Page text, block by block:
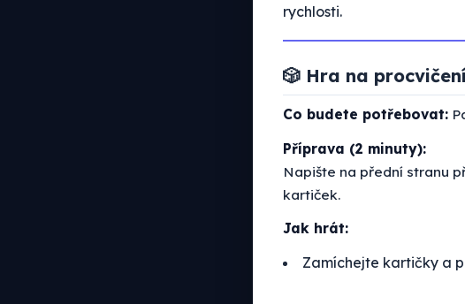
rychlosti.
🎲 Hra na
Co budete potřebovat:
Příprava (2 minuty):
Napište na přední stranu
kartiček.
Jak hrát:
Zamíchejte kartičky a